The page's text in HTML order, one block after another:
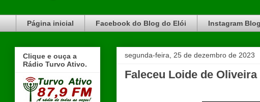
Página inicial Facebook do Blog do Elói Instagram
segunda-feira, 25 de dezembro de 2023
Faleceu Loide de
Clique e ouça a
Rádio Turvo Ativo.